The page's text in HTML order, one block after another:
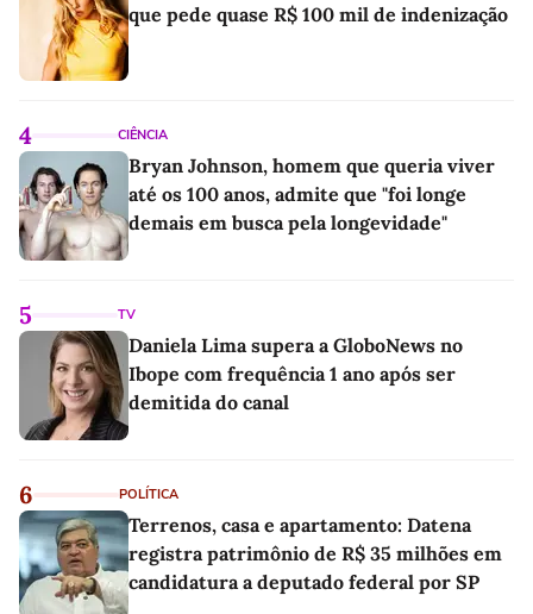
que pede quase R$ 100 mil de indenização
4 CIÊNCIA
Bryan Johnson, homem que queria viver
até os 100 anos, admite que "foi longe
demais em busca pela longevidade"
5 TV
Daniela Lima supera a GloboNews no
Ibope com frequência 1 ano após ser
demitida do canal
6 POLÍTICA
Terrenos, casa e apartamento: Datena
registra patrimônio de R$ 35 milhões em
candidatura a deputado federal por SP